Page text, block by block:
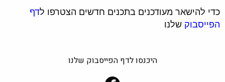
כדי להישאר מעודכנים בתכנים חדשים הצטרפו ל דף
הפייסבוקשלנו
היכנסו לדף הפייסבוק שלנו